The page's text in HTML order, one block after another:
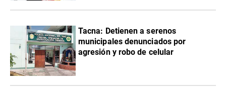
Tacna: Detienen a serenos
municipales denunciados por
agresión y robo de celular